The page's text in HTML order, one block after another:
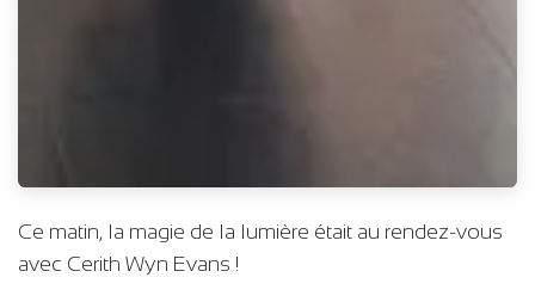
Ce matin, la magie de la lumière était au rendez-vous
avec Cerith Wyn Evans !